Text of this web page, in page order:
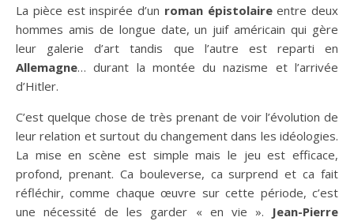
La pièce est inspirée d’un roman épistolaireentre deux
hommes amis de longue date, un juif américain qui gère
leur galerie d’art tandis que l’autre est reparti en
Allemagne… durant la montée du nazisme et l’arrivée
d’Hitler.
C’est quelque chose de très prenant de voir l’évolution de
leur relation et surtout du changement dans les idéologies.
La mise en scène est simple mais le jeu est efficace,
profond, prenant. Ca bouleverse, ca surprend et ca fait
réfléchir, comme chaque œuvre sur cette période, c’est
une nécessité de les garder « en vie ». Jean-Pierre